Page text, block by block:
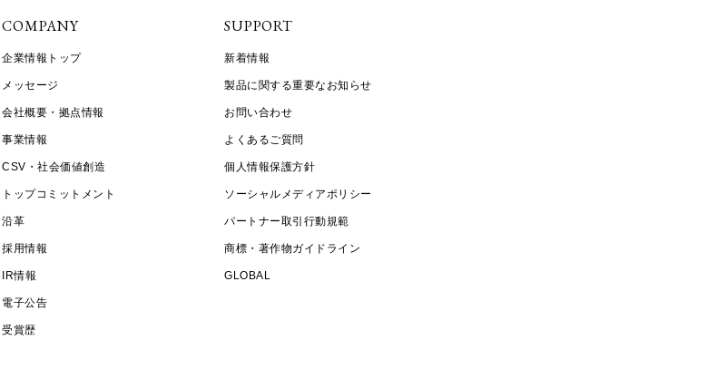
COMPANY
企業情報トップ
メッセージ
会社概要・拠点情報
事業情報
CSV・社会価値創造
トップコミットメント
沿革
採用情報
IR情報
電子公告
受賞歴
SUPPORT
新着情報
製品に関する重要なお知らせ
お問い合わせ
よくあるご質問
個人情報保護方針
ソーシャルメディアポリシー
パートナー取引行動規範
商標・著作物ガイドライン
GLOBAL